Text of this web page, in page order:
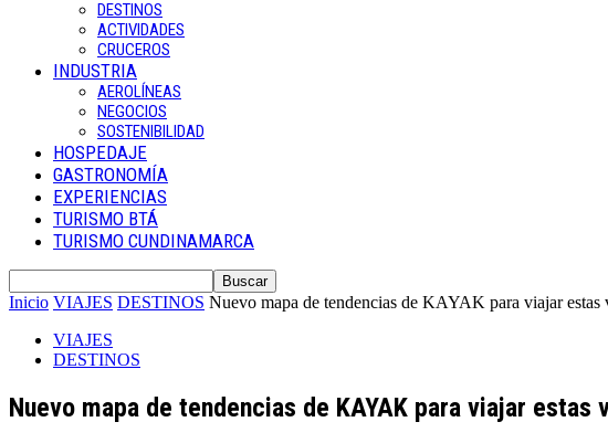
DESTINOS
ACTIVIDADES
CRUCEROS
INDUSTRIA
AEROLÍNEAS
NEGOCIOS
SOSTENIBILIDAD
HOSPEDAJE
GASTRONOMÍA
EXPERIENCIAS
TURISMO BTÁ
TURISMO CUNDINAMARCA
Inicio VIAJES DESTINOS Nuevo mapa de tendencias de KAYAK para viajar estas
VIAJES
DESTINOS
Nuevo mapa de tendencias de KAYAK para viajar